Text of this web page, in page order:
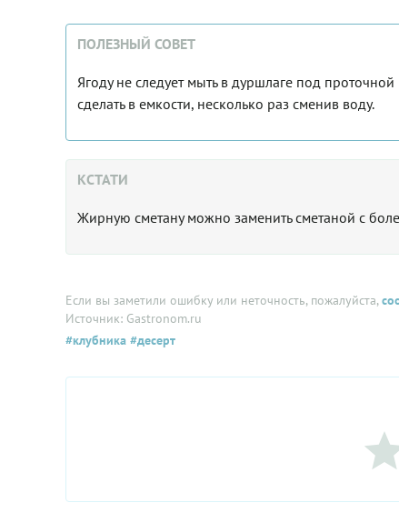
ПОЛЕЗНЫЙ СОВЕТ
Ягоду не следует мыть в дуршлаге под
сделать в емкости, несколько раз сменив воду.
КСТАТИ
Жирную сметану можно заменить сметаной с
Если вы заметили ошибку или неточность, пожалуйста,
Источник: Gastronom.ru
#клубника #десерт